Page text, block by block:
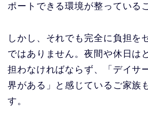
ポートできる環境が整っている
しかし、それでも完全に負担を
ではありません。夜間や休日は
担わなければならず、「デイサ
界がある」と感じているご家族
す。